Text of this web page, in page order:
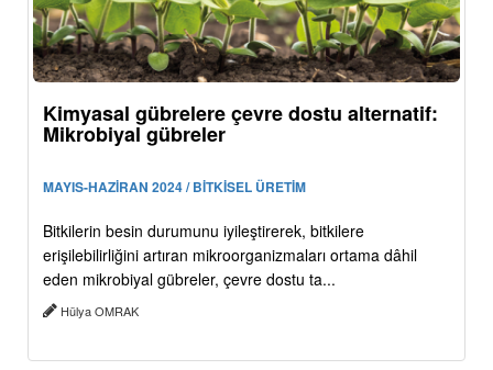
Kimyasal gübrelere çevre dostu alternatif:
Mikrobiyal gübreler
MAYIS-HAZİRAN 2024 / BİTKİSEL ÜRETİM
Bitkilerin besin durumunu iyileştirerek, bitkilere
erişilebilirliğini artıran mikroorganizmaları ortama dâhil
eden mikrobiyal gübreler, çevre dostu ta...
Hülya OMRAK